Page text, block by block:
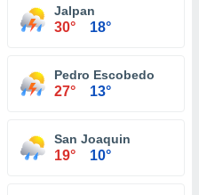
Jalpan
30° 18°
Pedro Escobedo
27° 13°
San Joaquin
19° 10°